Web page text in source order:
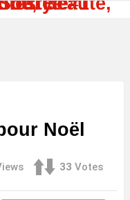
Noël
33 Votes